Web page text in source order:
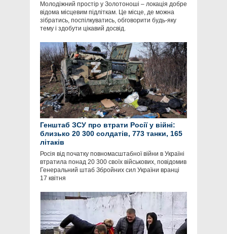
Молодіжний простір у Золотоноші – локація добре
відома місцевим підліткам. Це місце, де можна
зібратись, поспілкуватись, обговорити будь-яку
тему і здобути цікавий досвід.
Генштаб ЗСУ про втрати Росії у війні:
близько 20 300 солдатів, 773 танки, 165
літаків
Росія від початку повномасштабної війни в Україні
втратила понад 20 300 своїх військових, повідомив
Генеральний штаб Збройних сил України вранці
17 квітня